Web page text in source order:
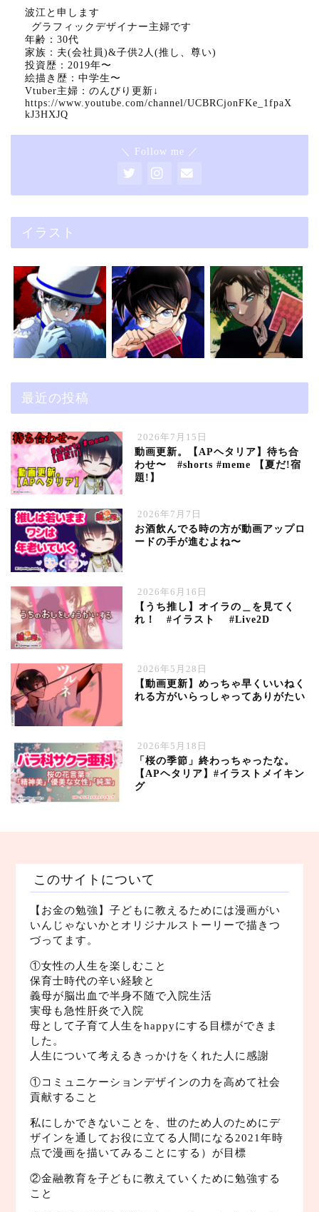
波江と申します
グラフィックデザイナー主婦です
年齢：30代
家族：夫(会社員)&子供2人(推し、尊い)
投資歴：2019年〜
絵描き歴：中学生〜
Vtuber主婦：のんびり更新↓
https://www.youtube.com/channel/UCBRCjonFKe_1fpaX
kJ3HXJQ
＼ Follow me ／
イラスト
最近の投稿
2026年7月15日
動画更新。【APヘタリア】待ち合
わせ〜 #shorts #meme 【夏だ!宿
題!】
2026年7月7日
お酒飲んでる時の方が動画アップロ
ードの手が進むよね〜
2026年6月16日
【うち推し】オイラの＿を見てく
れ！ #イラスト #Live2D
2026年5月28日
【動画更新】めっちゃ早くいいねく
れる方がいらっしゃってありがたい
2026年5月18日
「桜の季節」終わっちゃったな。
【APヘタリア】#イラストメイキン
グ
このサイトについて
【お金の勉強】子どもに教えるためには漫画がい
いんじゃないかとオリジナルストーリーで描きつ
づってます。
①女性の人生を楽しむこと
保育士時代の辛い経験と
義母が脳出血で半身不随で入院生活
実母も急性肝炎で入院
母として子育て人生をhappyにする目標ができま
した。
人生について考えるきっかけをくれた人に感謝
①コミュニケーションデザインの力を高めて社会
貢献すること
私にしかできないことを、世のため人のためにデ
ザインを通してお役に立てる人間になる2021年時
点で漫画を描いてみることにする）が目標
②金融教育を子どもに教えていくために勉強する
こと